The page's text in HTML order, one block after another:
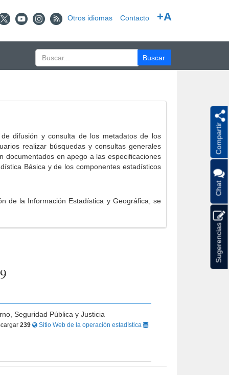
Otros idiomas Contacto +A
difusión y consulta de los metadatos de los
realizar búsquedas y consultas generales
documentados en apego a las especificaciones
Básica y de los componentes estadísticos
de la Información Estadística y Geográfica, se
Seguridad Pública y Justicia
239
Sitio Web de la operación estadística
Compartir
Chat
Sugerencias